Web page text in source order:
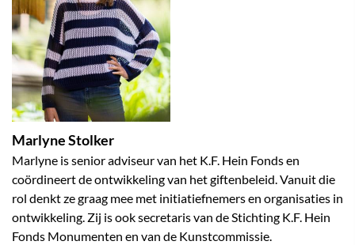
Marlyne Stolker
Marlyne is senior adviseur van het K.F. Hein Fonds en
coördineert de ontwikkeling van het giftenbeleid. Vanuit die
rol denkt ze graag mee met initiatiefnemers en organisaties in
ontwikkeling. Zij is ook secretaris van de Stichting K.F. Hein
Fonds Monumenten en van de Kunstcommissie.